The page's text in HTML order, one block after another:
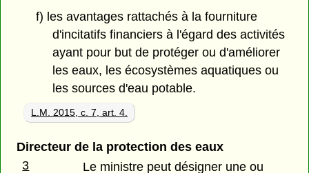
f) les avantages rattachés à la fourniture
d'incitatifs financiers à l'égard des activités
ayant pour but de protéger ou d'améliorer
les eaux, les écosystèmes aquatiques ou
les sources d'eau potable.
L.M. 2015, c. 7, art. 4.
Directeur de la protection des eaux
3
Le ministre peut désigner une ou